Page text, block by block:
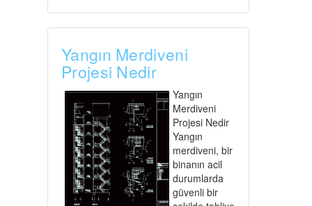
Yangın Merdiveni
Projesi Nedir
Yangın
Merdiveni
Projesi Nedir
Yangın
merdiveni, bir
binanın acil
durumlarda
güvenli bir